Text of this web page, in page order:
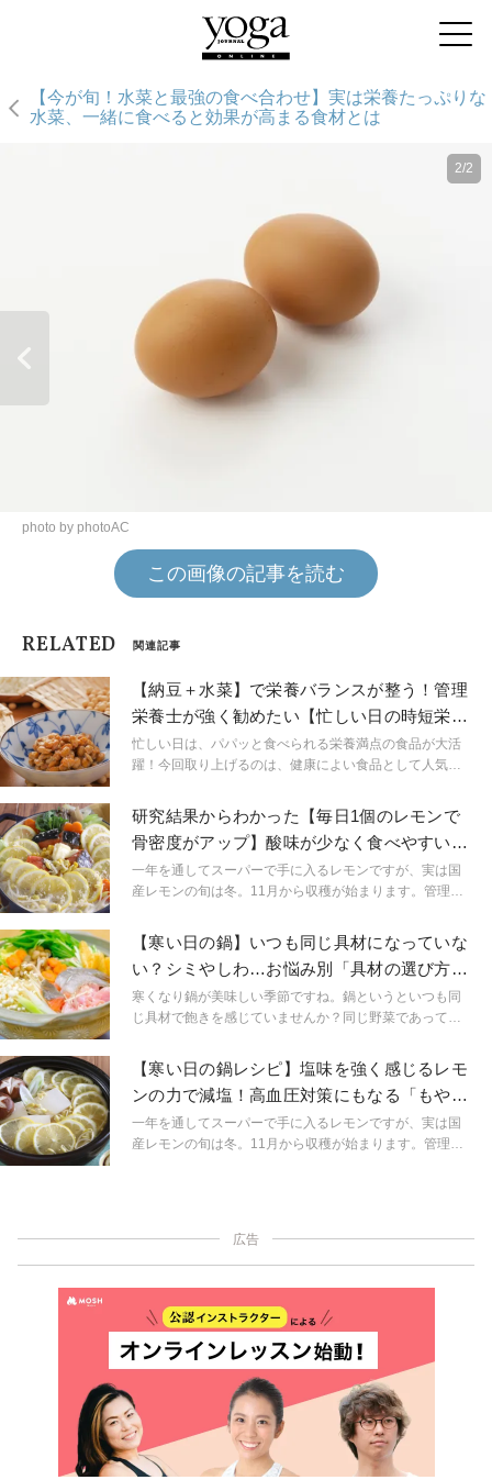
【今が旬！水菜と最強の食べ合わせ】実は栄養たっぷりな
水菜、一緒に食べると効果が高まる食材とは
2/2
photo by photoAC
この画像の記事を読む
RELATED 関連記事
【納豆＋水菜】で栄養バランスが整う！管理
栄養士が強く勧めたい【忙しい日の時短栄養
ごはん】
忙しい日は、パパッと食べられる栄養満点の食品が大活
躍！今回取り上げるのは、健康によい食品として人気の
できる納豆ですが、ほかの食材をうまく組み合わせる
と、さらに効率よく栄養素を摂ることができます。この
記事では、納豆と組み合わせることで簡単に栄養バラン
スを整えられる、おすすめの食材を紹介します。
研究結果からわかった【毎日1個のレモンで
骨密度がアップ】酸味が少なく食べやすい
「レモンミルク鍋」
一年を通してスーパーで手に入るレモンですが、実は国
産レモンの旬は冬。11月から収穫が始まります。管理栄
ごと使った“簡単・おいしい・健康”鍋レシピをご紹介しま
す。
【寒い日の鍋】いつも同じ具材になっていな
い？シミやしわ…お悩み別「具材の選び方」
管理栄養士が提案
寒くなり鍋が美味しい季節ですね。鍋というといつも同
じ具材で飽きを感じていませんか？同じ野菜であって
いか楽しみながら選ぶと、いつもの鍋も違った鍋になり
ますよ。
【寒い日の鍋レシピ】塩味を強く感じるレモ
ンの力で減塩！高血圧対策にもなる「もやし
レモン湯豆腐」
一年を通してスーパーで手に入るレモンですが、実は国
産レモンの旬は冬。11月から収穫が始まります。管理栄
広告